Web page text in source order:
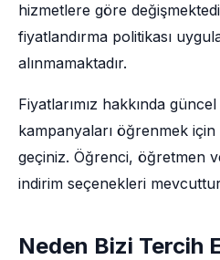
hizmetlere göre
fiyatlandırma politikası
alınmamaktadır.
Fiyatlarımız hakkında
kampanyaları öğrenmek
geçiniz. Öğrenci, öğretmen
indirim seçenekleri
Neden Bizi Tercih